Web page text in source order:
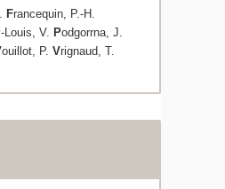
Francequin, P.-H.
Louis, V. Podgorrna, J.
ouillot, P.Vrignaud, T.